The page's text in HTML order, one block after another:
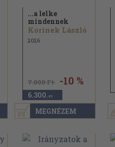
MEGNÉZEM
...a lelke
mindennek
Korinek László
2026
7.000 Ft -10 %
6.300 ,-Ft